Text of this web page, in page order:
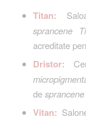
Titan:
sprancene
acreditate
Dristor:
de
Vitan: